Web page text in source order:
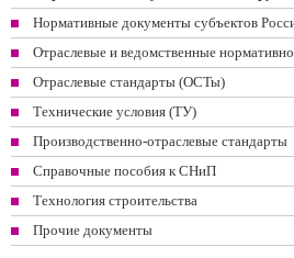
Нормативные документы субъектов
Отраслевые и ведомственные
Отраслевые стандарты (ОСТы)
Технические условия (ТУ)
Производственно-отраслевые стандарты
Справочные пособия к СНиП
Технология строительства
Прочие документы